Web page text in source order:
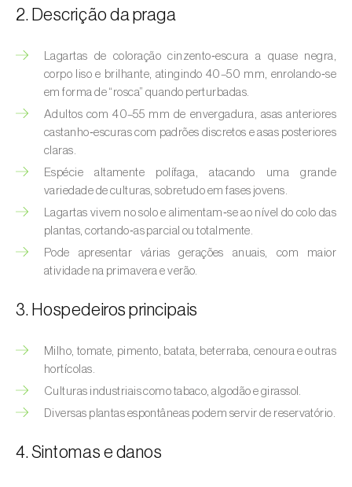
(Hyalopterus pruni
lanigerum )
Afídeo-negro-do-feijão (Aphis fabae
Afídeo-negro-do-pessegueiro
Brachycaudus persicae
Afídeo-verde ( Myzus persicae
Afídeo-verde-da-ameixeira (Brachycaudus
helichrysi)
Afídeo-verde-da-amendoeira
Afídeo-verde-dos-citrinos (Aphis
spiraecola
Afídeos
Alfinetes (Agriotes spp.
2. Descrição da praga
Lagartas de coloração cinzento‑escura a quase negra,
corpo liso e brilhante, atingindo 40–50 mm, enrolando‑se
em forma de “rosca” quando perturbadas.
Adultos com 40–55 mm de envergadura, asas anteriores
castanho‑escuras com padrões discretos e asas posteriores
claras.
Espécie altamente polífaga, atacando uma grande
variedade de culturas, sobretudo em fases jovens.
Lagartas vivem no solo e alimentam‑se ao nível do colo das
plantas, cortando‑as parcial ou totalmente.
Pode apresentar várias gerações anuais, com maior
atividade na primavera e verão.
3. Hospedeiros principais
Milho, tomate, pimento, batata, beterraba, cenoura e outras
hortícolas.
Culturas industriais como tabaco, algodão e girassol.
Diversas plantas espontâneas podem servir de reservatório.
4. Sintomas e danos